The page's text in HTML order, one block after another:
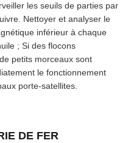
les seuils de parties par
Nettoyer et analyser le
inférieur à chaque
; Si des flocons
petits morceaux sont
le fonctionnement
porte-satellites.
DE FER